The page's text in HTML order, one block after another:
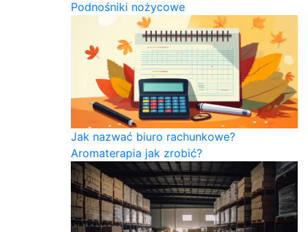
Podnośniki nożycowe
Jak nazwać biuro rachunkowe?
Aromaterapia jak zrobić?